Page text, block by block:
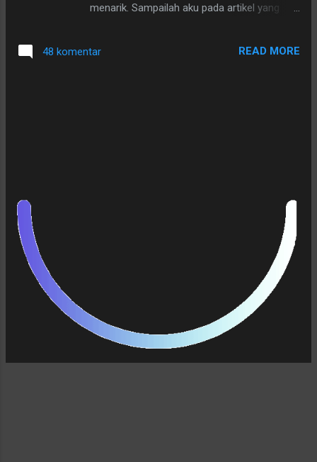
menarik. Sampailah aku pada artikel yang
banget untuk dibaca. Mungkin tidak cuma aku
48 komentar READ MORE